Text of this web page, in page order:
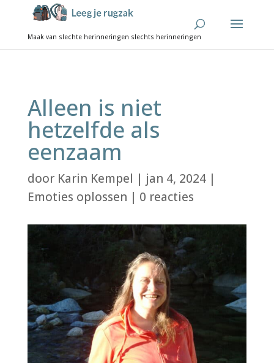
Alleen is niet
hetzelfde als
eenzaam
door Karin Kempel | jan 4, 2024|
Emoties oplossen | 0 reacties